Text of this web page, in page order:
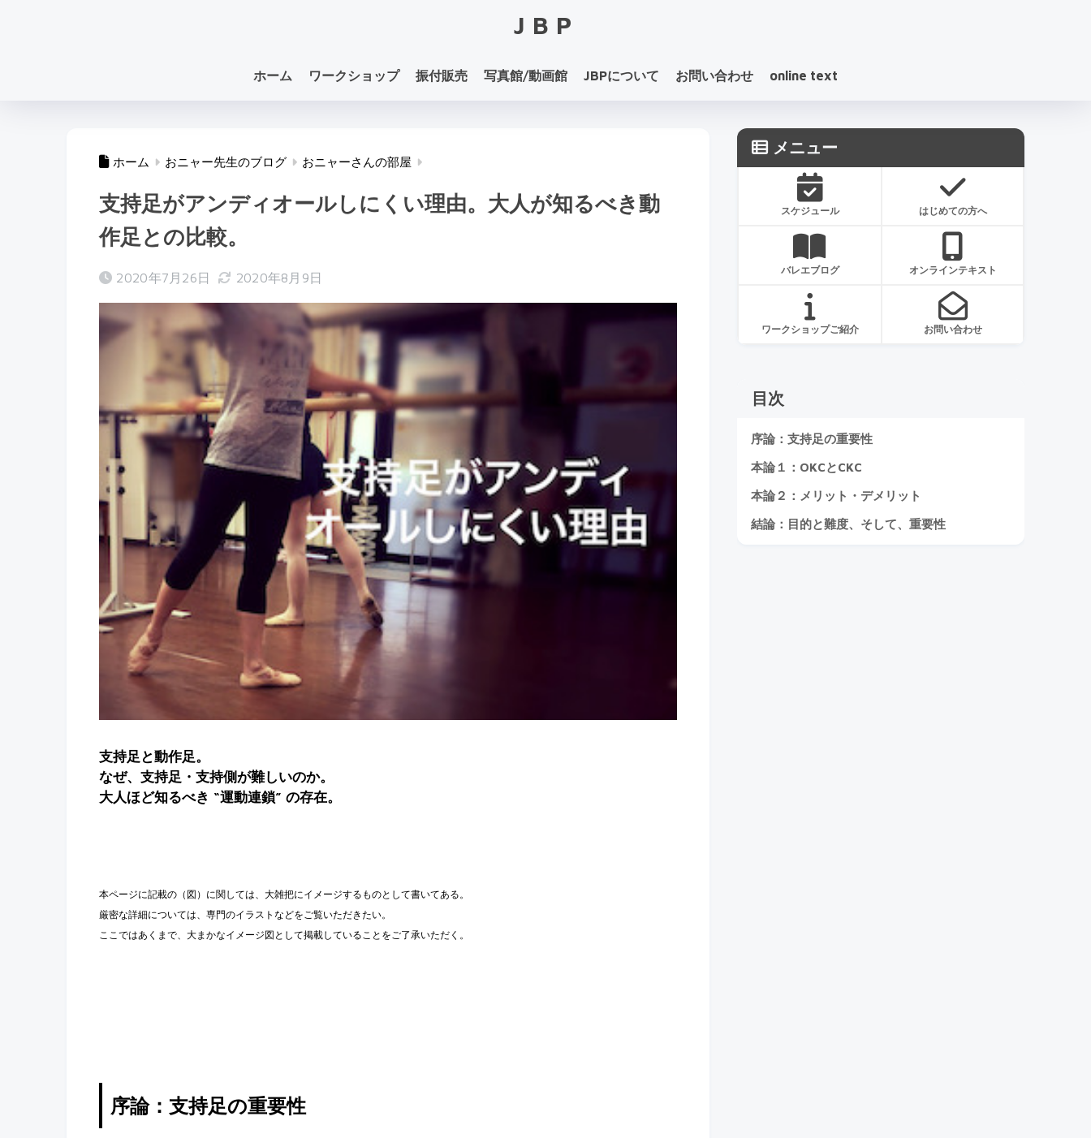
JBP
ホーム ワークショップ 振付販売 写真館/動画館 JBPについて お問い合わせ online text
ホーム おニャー先生のブログ おニャーさんの部屋
支持足がアンディオールしにくい理由。大人が知るべき動
作足との比較。
2020年7月26日 2020年8月9日
支持足と動作足。
なぜ、支持足・支持側が難しいのか。
大人ほど知るべき “運動連鎖” の存在。
本ページに記載の（図）に関しては、大雑把にイメージするものとして書いてある。
厳密な詳細については、専門のイラストなどをご覧いただきたい。
ここではあくまで、大まかなイメージ図として掲載していることをご了承いただく。
序論：支持足の重要性
メニュー
スケジュール はじめての方へ
バレエブログ オンラインテキスト
ワークショップご紹介 お問い合わせ
目次
序論：支持足の重要性
本論１：OKCとCKC
本論２：メリット・デメリット
結論：目的と難度、そして、重要性